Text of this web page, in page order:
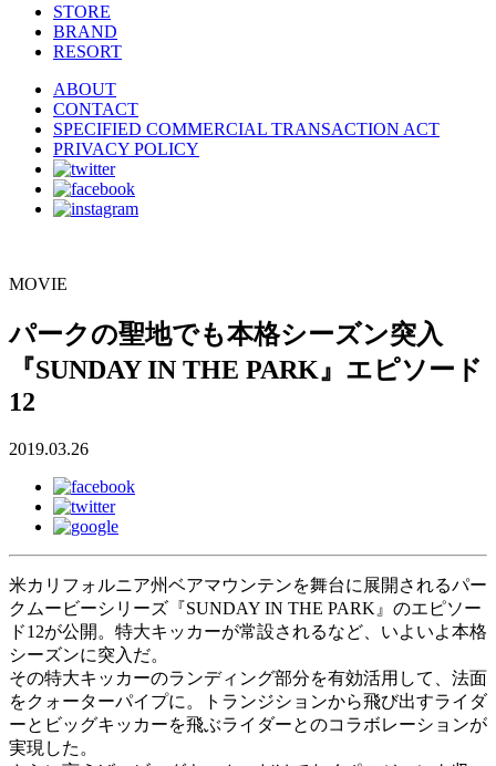
STORE
BRAND
RESORT
ABOUT
CONTACT
SPECIFIED COMMERCIAL TRANSACTION ACT
PRIVACY POLICY
MOVIE
パークの聖地でも本格シーズン突入
『SUNDAY IN THE PARK』エピソード
12
2019.03.26
米カリフォルニア州ベアマウンテンを舞台に展開されるパー
クムービーシリーズ『SUNDAY IN THE PARK』のエピソー
ド12が公開。特大キッカーが常設されるなど、いよいよ本格
シーズンに突入だ。
その特大キッカーのランディング部分を有効活用して、法面
をクォーターパイプに。トランジションから飛び出すライダ
ーとビッグキッカーを飛ぶライダーとのコラボレーションが
実現した。